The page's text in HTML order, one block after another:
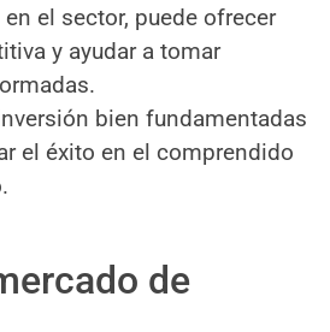
en el sector, puede ofrecer
y ayudar a tomar
bien fundamentadas
el éxito en el comprendido
de